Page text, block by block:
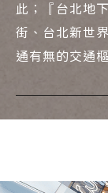
此；『台北地
街、台北新世
通有無的交通